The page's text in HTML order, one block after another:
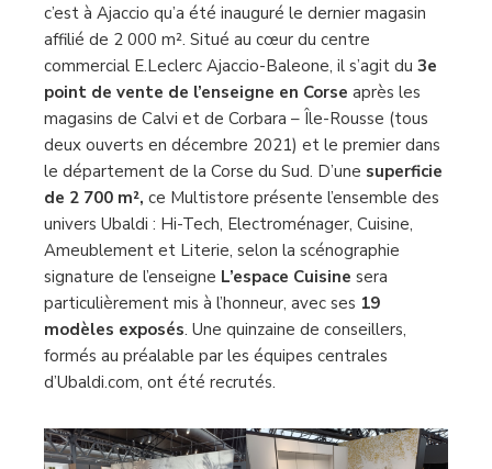
c’est à Ajaccio qu’a été inauguré le dernier magasin
affilié de 2 000 m². Situé au cœur du centre
commercial E.Leclerc Ajaccio-Baleone, il s’agit du 3e
point de vente de l’enseigne en Corse après les
magasins de Calvi et de Corbara – Île-Rousse (tous
deux ouverts en décembre 2021) et le premier dans
le département de la Corse du Sud. D’une superficie
de 2 700 m², ce Multistore présente l’ensemble des
univers Ubaldi : Hi-Tech, Electroménager, Cuisine,
Ameublement et Literie, selon la scénographie
signature de l’enseigne L’espace Cuisine sera
particulièrement mis à l’honneur, avec ses 19
modèles exposés. Une quinzaine de conseillers,
formés au préalable par les équipes centrales
d’Ubaldi.com, ont été recrutés.